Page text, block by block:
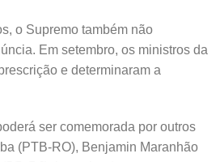
o Supremo também não
Em setembro, os ministros da
e determinaram a
ser comemorada por outros
(PTB-RO), Benjamin Maranhão